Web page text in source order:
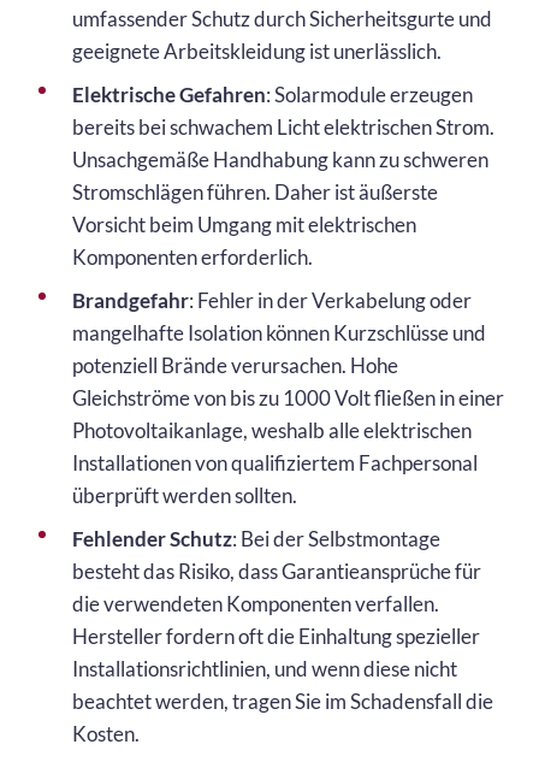
umfassender Schutz durch Sicherheitsgurte und
geeignete Arbeitskleidung ist unerlässlich.
Elektrische Gefahren: Solarmodule erzeugen
bereits bei schwachem Licht elektrischen Strom.
Unsachgemäße Handhabung kann zu schweren
Stromschlägen führen. Daher ist äußerste
Vorsicht beim Umgang mit elektrischen
Komponenten erforderlich.
Brandgefahr: Fehler in der Verkabelung oder
mangelhafte Isolation können Kurzschlüsse und
potenziell Brände verursachen. Hohe
Gleichströme von bis zu 1000 Volt fließen in einer
Photovoltaikanlage, weshalb alle elektrischen
Installationen von qualifiziertem Fachpersonal
überprüft werden sollten.
Fehlender Schutz: Bei der Selbstmontage
besteht das Risiko, dass Garantieansprüche für
die verwendeten Komponenten verfallen.
Hersteller fordern oft die Einhaltung spezieller
Installationsrichtlinien, und wenn diese nicht
beachtet werden, tragen Sie im Schadensfall die
Kosten.